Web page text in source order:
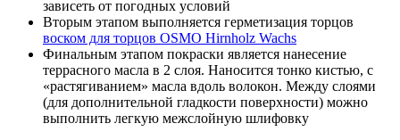
зависеть от погодных условий
Вторым этапом выполняется герметизация торцов
воском для торцов OSMO Hirnholz Wachs
Финальным этапом покраски является нанесение
террасного масла в 2 слоя. Наносится тонко кистью, с
«растягиванием» масла вдоль волокон. Между слоями
(для дополнительной гладкости поверхности) можно
выполнить легкую межслойную шлифовку